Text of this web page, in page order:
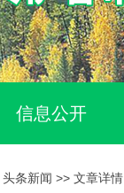
信息公开
头条新闻 >> 文章详情